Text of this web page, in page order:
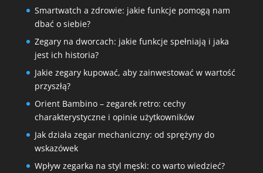
Smartwatch a zdrowie: jakie funkcje pomogą nam
dbać o siebie?
Zegary na dworcach: jakie funkcje spełniają i jaka
jest ich historia?
Jakie zegary kupować, aby zainwestować w wartość
przyszłą?
Orient Bambino – zegarek retro: cechy
charakterystyczne i opinie użytkowników
Jak działa zegar mechaniczny: od sprężyny do
wskazówek
Wpływ zegarka na styl męski: co warto wiedzieć?